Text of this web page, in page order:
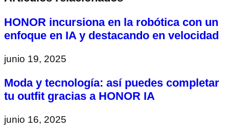
HONOR incursiona en la robótica con un
enfoque en IA y destacando en velocidad
junio 19, 2025
Moda y tecnología: así puedes completar
tu outfit gracias a HONOR IA
junio 16, 2025